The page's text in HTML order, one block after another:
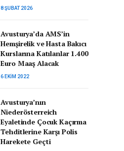
8 ŞUBAT 2026
Avusturya’da AMS’in
Hemşirelik ve Hasta Bakıcı
Kurslarına Katılanlar 1.400
Euro Maaş Alacak
6 EKIM 2022
Avusturya’nın
Niederösterreich
Eyaletinde Çocuk Kaçırma
Tehditlerine Karşı Polis
Harekete Geçti